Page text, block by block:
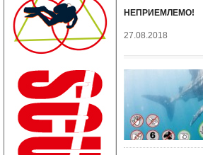
НЕПРИЕМЛЕМО!
27.08.2018